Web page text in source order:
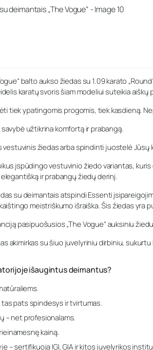
balto aukso žiedas su 1.09 karato
karatų svoris šiam modeliui suteikia
tiek ypatingomis progomis, tiek kasdieną.
užtikrina komfortą ir prabangą.
vestuvinis žiedas arba spindinti juostelė Jūsų
įspūdingo vestuvinio žiedo variantas,
ir prabangų žiedų derinį.
su deimantais atspindi Essenti
meistriškumo išraiška. Šis žiedas yra
pasipuošusios „The Vogue” auksiniu
akimirkas su šiuo juvelyriniu dirbiniu,
išaugintus deimantus?
pats spindesys ir tvirtumas.
– net profesionalams.
kainą.
– sertifikuoja IGI, GIA ir kitos juvelyrikos